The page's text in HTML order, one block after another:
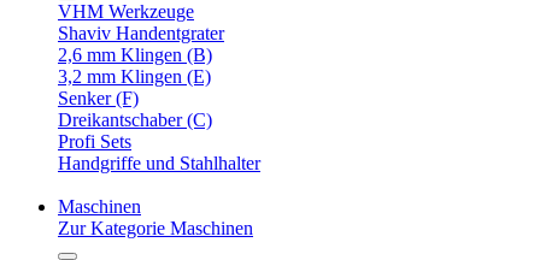
VHM Werkzeuge
Shaviv Handentgrater
2,6 mm Klingen (B)
3,2 mm Klingen (E)
Senker (F)
Dreikantschaber (C)
Profi Sets
Handgriffe und Stahlhalter
Maschinen
Zur Kategorie Maschinen